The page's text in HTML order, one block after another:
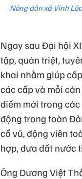
Nông dân xã Vĩnh
Ngay sau Đại hội
tập, quán triệt,
khai nhằm giúp
các cấp và mỗi
điểm mới trong
động trong toàn
cổ vũ, động viên
hợp, đưa đất nước
Ông Dương Việt